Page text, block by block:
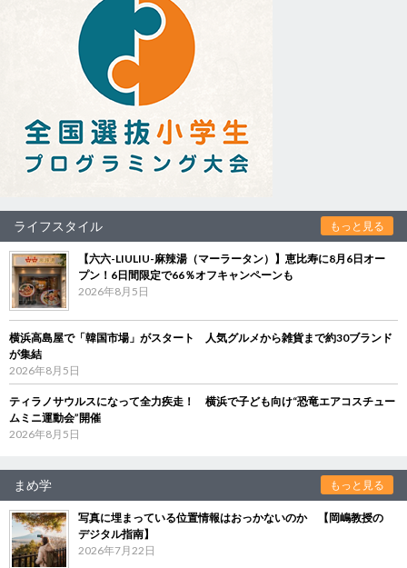
ライフスタイル もっと見る
【六六-LIULIU-麻辣湯（マーラータン）】恵比寿に8月6日オー
プン！6日間限定で66％オフキャンペーンも
2026年8月5日
横浜高島屋で「韓国市場」がスタート 人気グルメから雑貨まで約30ブランド
が集結
2026年8月5日
ティラノサウルスになって全力疾走！ 横浜で子ども向け“恐竜エアコスチュー
ムミニ運動会”開催
2026年8月5日
まめ学 もっと見る
写真に埋まっている位置情報はおっかないのか 【岡嶋教授の
デジタル指南】
2026年7月22日